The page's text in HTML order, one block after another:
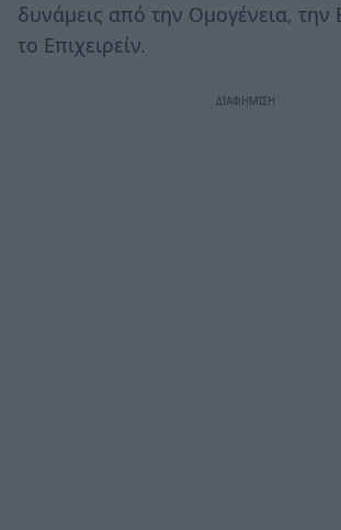
δυνάμεις από την Ομογένεια, την
το Επιχειρείν.